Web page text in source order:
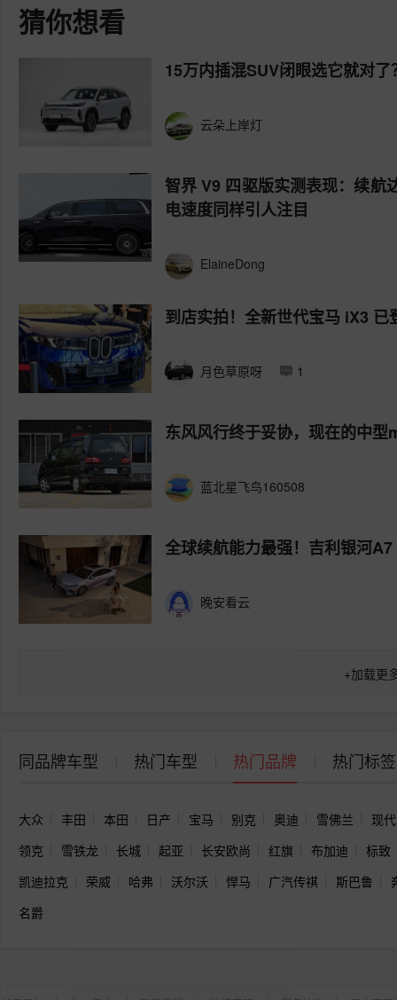
猜你想看
15万内插混SUV闭眼选它就对
云朵上岸灯
智界 V9 四驱版实测表现：续航
电速度同样引人注目
ElaineDong
到店实拍！全新世代宝马 iX3
月色草原呀 1
东风风行终于妥协，现在的中
蓝北星飞鸟160508
全球续航能力最强！吉利银河
晚安看云
+加载更
同品牌车型 热门车型 热门品牌 热门标签
大众 丰田 本田 日产 宝马 别克 奥迪 雪佛兰
现代
领克
雪铁龙 长城 起亚 长安欧尚 红旗 布加迪
标致
凯迪拉克
荣威 哈弗 沃尔沃 悍马 广汽传祺 斯巴鲁
名爵